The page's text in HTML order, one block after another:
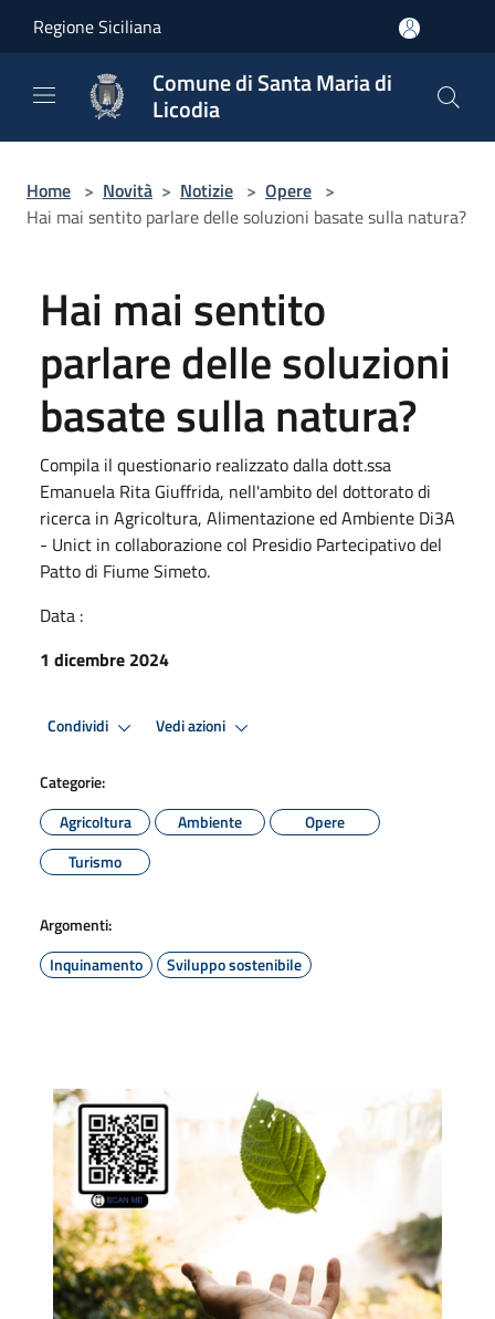
Regione Siciliana
Comune di Santa Maria di
Licodia
Home > Novità > Notizie > Opere >
Hai mai sentito parlare delle soluzioni basate sulla natura?
Hai mai sentito
parlare delle soluzioni
basate sulla natura?
Compila il questionario realizzato dalla dott.ssa
Emanuela Rita Giuffrida, nell'ambito del dottorato di
ricerca in Agricoltura, Alimentazione ed Ambiente Di3A
- Unict in collaborazione col Presidio Partecipativo del
Patto di Fiume Simeto.
Data :
1 dicembre 2024
Condividi Vedi azioni
Categorie:
Agricoltura
Ambiente
Opere
Turismo
Argomenti:
Inquinamento
Sviluppo sostenibile